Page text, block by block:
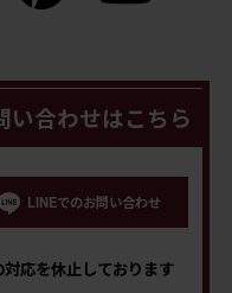
い合わせはこちら
LINEでのお問い合わせ
応を休止しております